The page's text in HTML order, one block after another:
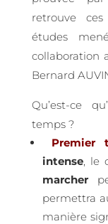
retrouve
études
collaboration
Bernard
Qu’est-ce
temps ?
Premier
intense, le
marcher
permettra
manière